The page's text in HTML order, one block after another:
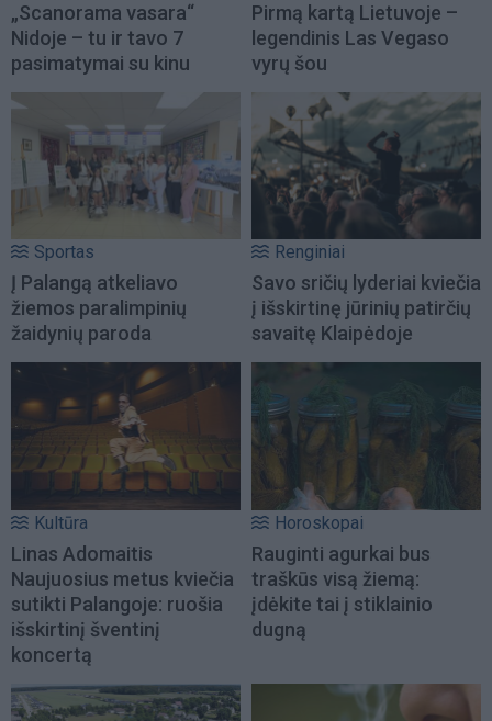
„Scanorama vasara“
Nidoje – tu ir tavo 7
pasimatymai su kinu
Pirmą kartą Lietuvoje –
legendinis Las Vegaso
vyrų šou
Sportas
Į Palangą atkeliavo
žiemos paralimpinių
žaidynių paroda
Renginiai
Savo sričių lyderiai kviečia
į išskirtinę jūrinių patirčių
savaitę Klaipėdoje
Kultūra
Linas Adomaitis
Naujuosius metus kviečia
sutikti Palangoje: ruošia
išskirtinį šventinį
koncertą
Horoskopai
Rauginti agurkai bus
traškūs visą žiemą:
įdėkite tai į stiklainio
dugną